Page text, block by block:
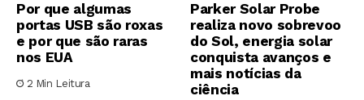
Por que algumas
portas USB são roxas
e por que são raras
nos EUA
2 Min Leitura
Parker Solar Probe
realiza novo sobrevoo
do Sol, energia solar
conquista avanços e
mais notícias da
ciência